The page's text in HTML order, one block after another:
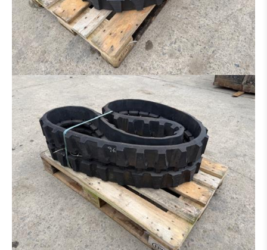
ADAPTATEUR
PNEUS / JANTE
PONT
TRAIN CHAINE
BRAS
CABINE
BOÎTE DE VITESSES / CONVERTISSEUR